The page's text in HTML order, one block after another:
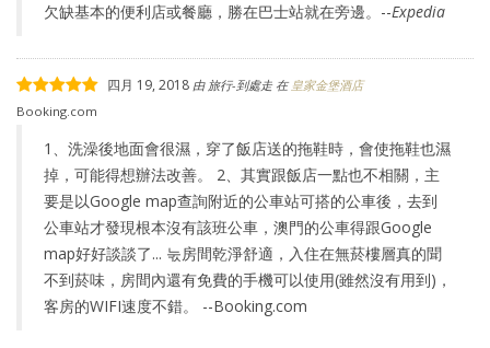
欠缺基本的便利店或餐廳，勝在巴士站就在旁邊。--Expedia
四月 19, 2018 由 旅行-到處走在 皇家金堡酒店
Booking.com
1、洗澡後地面會很濕，穿了飯店送的拖鞋時，會使拖鞋也濕
掉，可能得想辦法改善。 2、其實跟飯店一點也不相關，主
要是以Google map查詢附近的公車站可搭的公車後，去到
公車站才發現根本沒有該班公車，澳門的公車得跟Google
map好好談談了... 눇房間乾淨舒適，入住在無菸樓層真的聞
不到菸味，房間內還有免費的手機可以使用(雖然沒有用到)，
客房的WIFI速度不錯。 --Booking.com